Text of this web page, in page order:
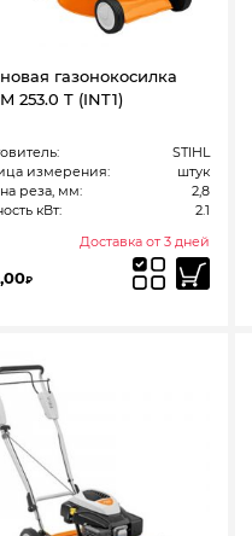
газонокосилка
253.0 T (INT1)
STIHL
измерения:
штук
реза, мм:
2,8
кВт:
2.1
Доставка от 3 дней
₽